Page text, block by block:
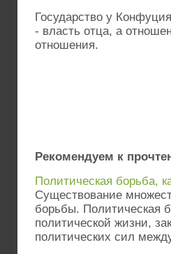
Государство у
- власть отца, а
отношения.
Рекомендуем к
Политическая борьба,
Существование
борьбы. Политическая
политической жизни,
политических сил